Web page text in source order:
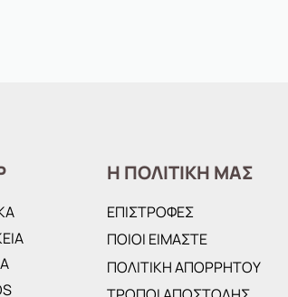
Η ΠΟΛΙΤΙΚΗ ΜΑΣ
ΕΠΙΣΤΡΟΦΕΣ
ΠΟΙΟΙ ΕΙΜΑΣΤΕ
ΠΟΛΙΤΙΚΗ ΑΠΟΡΡΗΤΟΥ